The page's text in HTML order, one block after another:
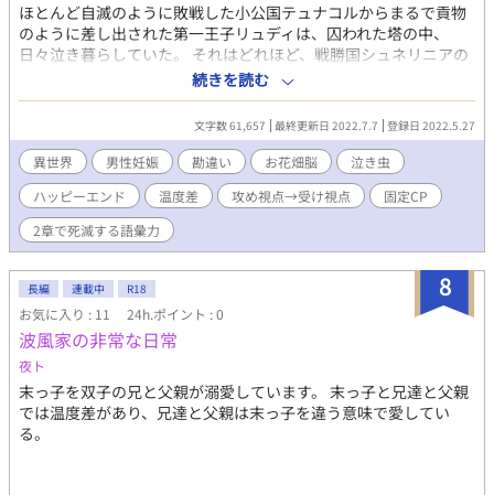
ほとんど自滅のように敗戦した小公国テュナコルからまるで貢物
のように差し出された第一王子リュディは、囚われた塔の中、
日々泣き暮らしていた。 それはどれほど、戦勝国シュネリニアの
国王ルナスが宥めても取り成しても、そして愛を囁いても変わら
ず。 なのにリュディは……――。 捕まえた美しい王子様に囚われ
た王様と、王様にいくら愛を捧げられても泣き止まない王子様の
お話。 ・ルナス×リュディ ・リュディが主人公のつもりだけど、
第1章はどう見てもルナスが主人公 ・短く終わらせたい。（野
望。 ・何も起こらない。 ・実は誰も苦しんでない。 ・ご都合主義
の無理やり展開でも気にしない。 ・設定も展開も全部ふわふわ。
・頭空っぽにして読めるようにしたい。（切望。 ・タグがネタバ
レ。 ・いつもの。 ・他の異世界話と同じ世界観。けど、今回は血
ある異世界が舞台。 ・R18描写があるお話にはタイトルの頭に*を
付けます。 ・言い訳というか解説というかは近況ボード「突発短
編」のコメントをどうぞ。
続きを読む
文字数 61,657 最終更新日 2022.7.7 登録日 2022.5.27
異世界 男性妊娠 勘違い お花畑脳
泣き虫
ハッピーエンド
温度差 攻め視点→受け視点
固定CP
2章で死滅する語彙力
8
長編 連載中 R18
お気に入り : 11 24h.ポイント : 0
波風家の非常な日常
夜ト
末っ子を双子の兄と父親が溺愛しています。 末っ子と兄達と父親
では温度差があり、兄達と父親は末っ子を違う意味で愛してい
る。